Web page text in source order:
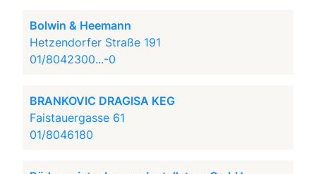
Bolwin & Heemann
Hetzendorfer Straße 191
01/8042300...-0
BRANKOVIC DRAGISA KEG
Faistauergasse 61
01/8046180